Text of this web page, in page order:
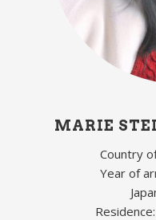
MARIE
Country
Year of